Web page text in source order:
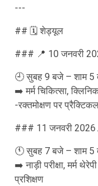
---
## 🗓️ शेड्यूल
### 📍 10 जनवरी
🕘 सुबह 9 बजे – शाम 5
➡️ मर्म चिकित्सा,
-रक्तमोक्षण पर
### 11 जनवरी
🕚 सुबह 7 बजे – शाम 5
➡️ नाड़ी परीक्षा, मर्म
प्रशिक्षण